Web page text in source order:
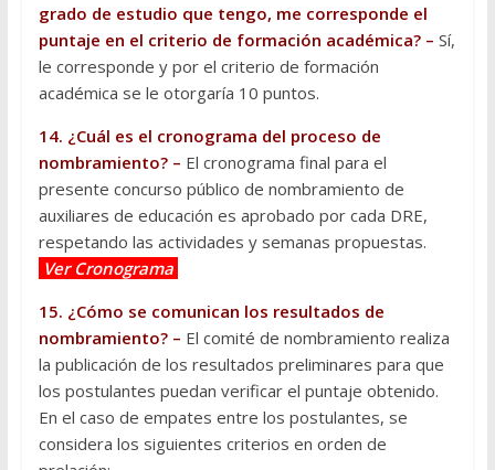
grado de estudio que tengo, me corresponde el
puntaje en el criterio de formación académica? – Sí,
le corresponde y por el criterio de formación
académica se le otorgaría 10 puntos.
14. ¿Cuál es el cronograma del proceso de
nombramiento? – El cronograma final para el
presente concurso público de nombramiento de
auxiliares de educación es aprobado por cada DRE,
respetando las actividades y semanas propuestas.
Ver Cronograma
15. ¿Cómo se comunican los resultados de
nombramiento? – El comité de nombramiento realiza
la publicación de los resultados preliminares para que
los postulantes puedan verificar el puntaje obtenido.
En el caso de empates entre los postulantes, se
considera los siguientes criterios en orden de